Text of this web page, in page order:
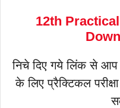
12th
निचे दिए गये लिंक से आप
के लिए प्रैक्टिकल